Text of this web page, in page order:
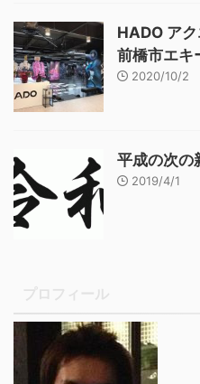
HADO ア
前橋市エキ
2020/10/2
平成の次の
2019/4/1